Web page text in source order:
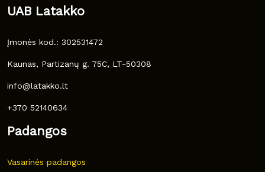
UAB Latakko
Įmonės kod.: 302531472
Kaunas, Partizanų g. 75C, LT-50308
info@latakko.lt
+370 52140634
Padangos
Vasarinės padangos